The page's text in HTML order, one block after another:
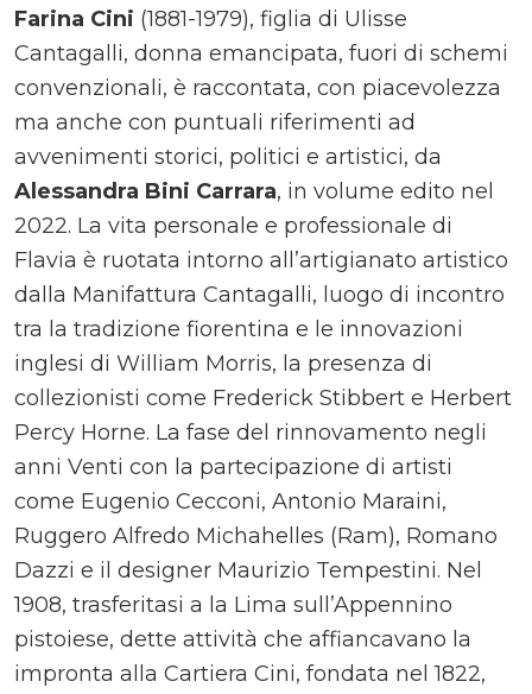
Farina Cini (1881-1979), figlia di Ulisse
Cantagalli, donna emancipata, fuori di schemi
convenzionali, è raccontata, con piacevolezza
ma anche con puntuali riferimenti ad
avvenimenti storici, politici e artistici, da
Alessandra Bini Carrara, in volume edito nel
2022. La vita personale e professionale di
Flavia è ruotata intorno all’artigianato artistico
dalla Manifattura Cantagalli, luogo di incontro
tra la tradizione fiorentina e le innovazioni
inglesi di William Morris, la presenza di
collezionisti come Frederick Stibbert e Herbert
Percy Horne. La fase del rinnovamento negli
anni Venti con la partecipazione di artisti
come Eugenio Cecconi, Antonio Maraini,
Ruggero Alfredo Michahelles (Ram), Romano
Dazzi e il designer Maurizio Tempestini. Nel
1908, trasferitasi a la Lima sull’Appennino
pistoiese, dette attività che affiancavano la
impronta alla Cartiera Cini, fondata nel 1822,